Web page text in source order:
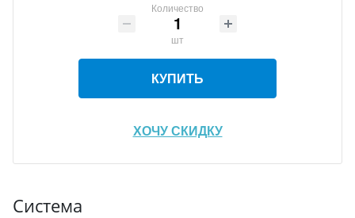
Количество
шт
КУПИТЬ
ХОЧУ СКИДКУ
Система